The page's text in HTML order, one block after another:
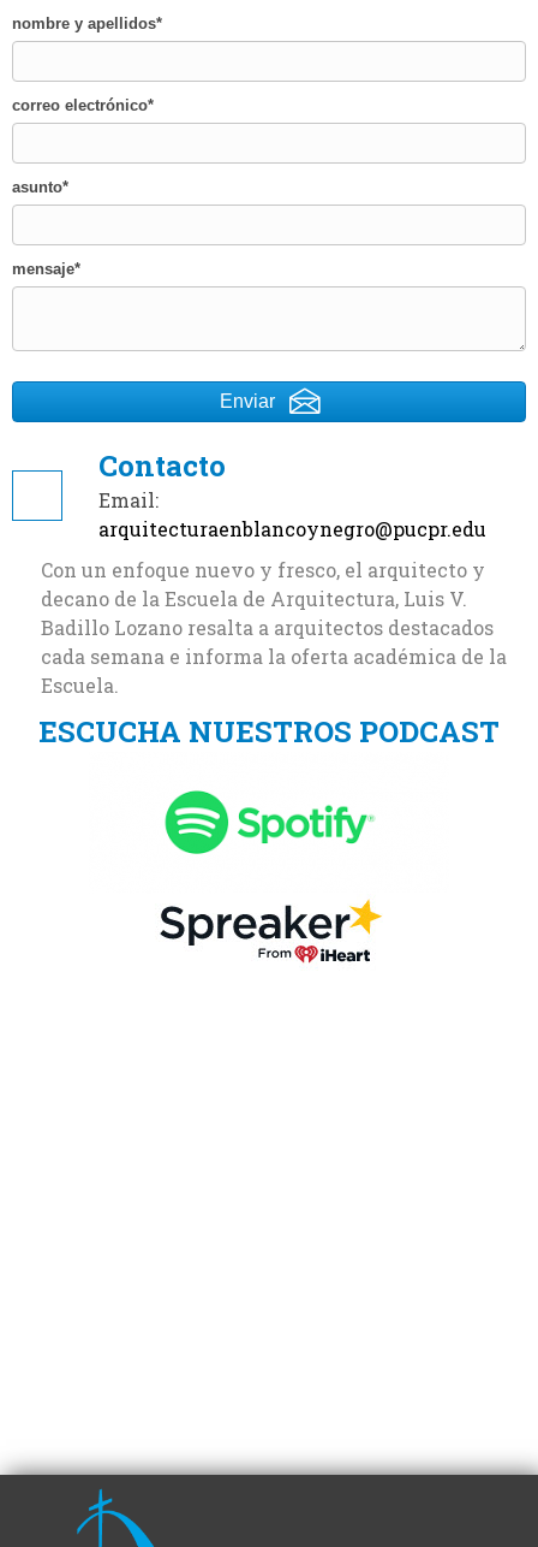
nombre y apellidos
correo electrónico
asunto
mensaje
Enviar
Contacto
Email:
arquitecturaenblancoynegro@pucpr.edu
Con un enfoque nuevo y fresco, el arquitecto y
decano de la Escuela de Arquitectura, Luis V.
Badillo Lozano resalta a arquitectos destacados
cada semana e informa la oferta académica de la
Escuela.
ESCUCHA NUESTROS PODCAST